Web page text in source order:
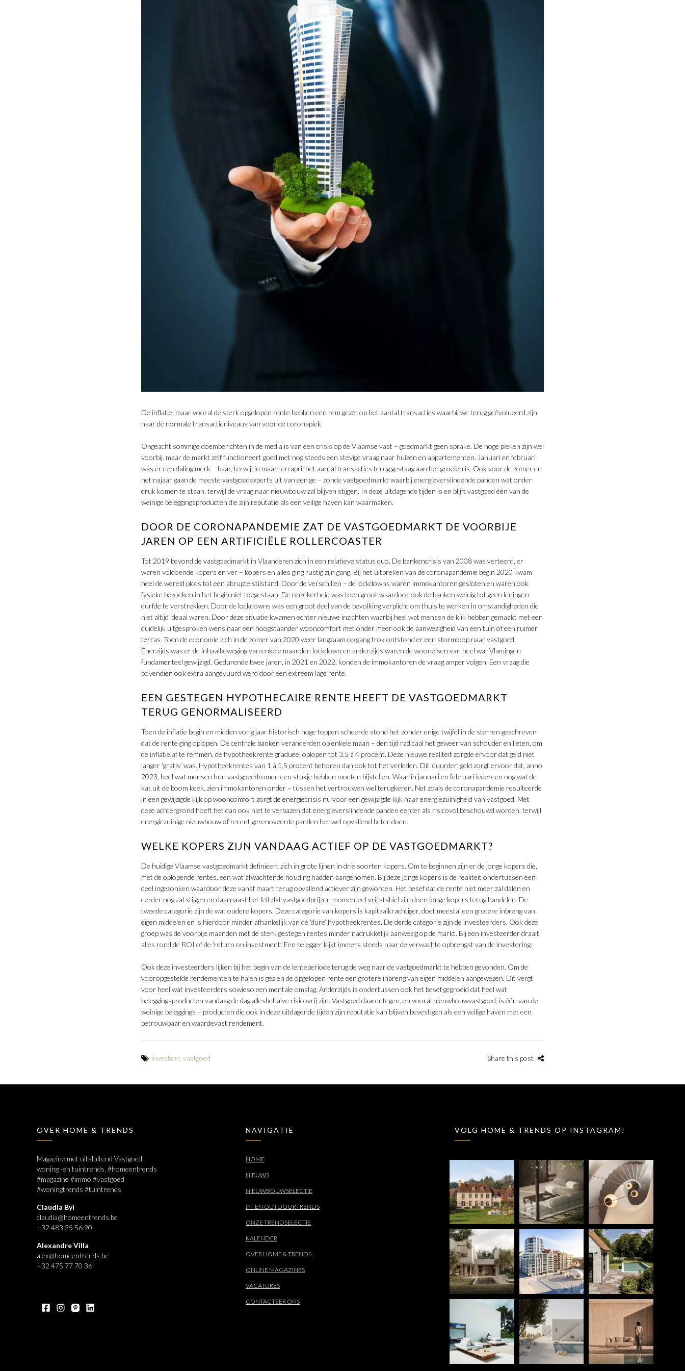
De inflatie, maar vooral de sterk opgelopen rente hebben een rem gezet op het aantal transacties waarbij we terug geëvolueerd zijn
naar de normale transactieniveaus van voor de coronapiek.
Ongeacht sommige doemberichten in de media is van een crisis op de Vlaamse vast – goedmarkt geen sprake. De hoge pieken zijn wel
voorbij, maar de markt zelf functioneert goed met nog steeds een stevige vraag naar huizen en appartementen. Januari en februari
was er een daling merk – baar, terwijl in maart en april het aantal transacties terug gestaag aan het groeien is. Ook voor de zomer en
het najaar gaan de meeste vastgoedexperts uit van een ge – zonde vastgoedmarkt waarbij energieverslindende panden wat onder
druk komen te staan, terwijl de vraag naar nieuwbouw zal blijven stijgen. In deze uitdagende tijden is en blijft vastgoed één van de
weinige beleggingsproducten die zijn reputatie als een veilige haven kan waarmaken.
DOOR DE CORONAPANDEMIE ZAT DE VASTGOEDMARKT DE VOORBIJE
JAREN OP EEN ARTIFICIËLE ROLLERCOASTER
Tot 2019 bevond de vastgoedmarkt in Vlaanderen zich in een relatieve status quo. De bankencrisis van 2008 was verteerd, er
waren voldoende kopers en ver – kopers en alles ging rustig zijn gang. Bij het uitbreken van de coronapandemie begin 2020 kwam
heel de wereld plots tot een abrupte stilstand. Door de verschillen – de lockdowns waren immokantoren gesloten en waren ook
fysieke bezoeken in het begin niet toegestaan. De onzekerheid was toen groot waardoor ook de banken weinig tot geen leningen
durfde te verstrekken. Door de lockdowns was een groot deel van de bevolking verplicht om thuis te werken in omstandigheden die
niet altijd ideaal waren. Door deze situatie kwamen echter nieuwe inzichten waarbij heel wat mensen de klik hebben gemaakt met een
duidelijk uitgesproken wens naar een hoogstaander wooncomfort met onder meer ook de aanwezigheid van een tuin of een ruimer
terras. Toen de economie zich in de zomer van 2020 weer langzaam op gang trok ontstond er een stormloop naar vastgoed.
Enerzijds was er de inhaalbeweging van enkele maanden lockdown en anderzijds waren de wooneisen van heel wat Vlamingen
fundamenteel gewijzigd. Gedurende twee jaren, in 2021 en 2022, konden de immokantoren de vraag amper volgen. Een vraag die
bovendien ook extra aangevuurd werd door een extreem lage rente.
EEN GESTEGEN HYPOTHECAIRE RENTE HEEFT DE VASTGOEDMARKT
TERUG GENORMALISEERD
Toen de inflatie begin en midden vorig jaar historisch hoge toppen scheerde stond het zonder enige twijfel in de sterren geschreven
dat de rente ging oplopen. De centrale banken veranderden op enkele maan – den tijd radicaal het geweer van schouder en lieten, om
de inflatie af te remmen, de hypotheekrente gradueel oplopen tot 3,5 à 4 procent. Deze nieuwe realiteit zorgde ervoor dat geld niet
langer ‘gratis’ was. Hypotheekrentes van 1 à 1,5 procent behoren dan ook tot het verleden. Dit ‘duurder’ geld zorgt ervoor dat, anno
2023, heel wat mensen hun vastgoeddromen een stukje hebben moeten bijstellen. Waar in januari en februari iedereen nog wat de
kat uit de boom keek, zien immokantoren onder – tussen het vertrouwen wel terugkeren. Net zoals de coronapandemie resulteerde
in een gewijzigde kijk op wooncomfort zorgt de energiecrisis nu voor een gewijzigde kijk naar energiezuinigheid van vastgoed. Met
deze achtergrond hoeft het dan ook niet te verbazen dat energieverslindende panden eerder als risicovol beschouwd worden, terwijl
energiezuinige nieuwbouw of recent gerenoveerde panden het wel opvallend beter doen.
WELKE KOPERS ZIJN VANDAAG ACTIEF OP DE VASTGOEDMARKT?
De huidige Vlaamse vastgoedmarkt definieert zich in grote lijnen in drie soorten kopers. Om te beginnen zijn er de jonge kopers die,
met de oplopende rentes, een wat afwachtende houding hadden aangenomen. Bij deze jonge kopers is de realiteit ondertussen een
deel ingezonken waardoor deze vanaf maart terug opvallend actiever zijn geworden. Het besef dat de rente niet meer zal dalen en
eerder nog zal stijgen en daarnaast het feit dat vastgoedprijzen momenteel vrij stabiel zijn doen jonge kopers terug handelen. De
tweede categorie zijn de wat oudere kopers. Deze categorie van kopers is kapitaalkrachtiger, doet meestal een grotere inbreng van
eigen middelen en is hierdoor minder afhankelijk van de ‘dure’ hypotheekrentes. De derde categorie zijn de investeerders. Ook deze
groep was de voorbije maanden met de sterk gestegen rentes minder nadrukkelijk aanwezig op de markt. Bij een investeerder draait
alles rond de ROI of de ‘return on investment’. Een belegger kijkt immers steeds naar de verwachte opbrengst van de investering.
Ook deze investeerders lijken bij het begin van de lenteperiode terug de weg naar de vastgoedmarkt te hebben gevonden. Om de
vooropgestelde rendementen te halen is gezien de opgelopen rente een grotere inbreng van eigen middelen aangewezen. Dit vergt
voor heel wat investeerders sowieso een mentale omslag. Anderzijds is ondertussen ook het besef gegroeid dat heel wat
beleggingsproducten vandaag de dag allesbehalve risicovrij zijn. Vastgoed daarentegen, en vooral nieuwbouwvastgoed, is één van de
weinige beleggings – producten die ook in deze uitdagende tijden zijn reputatie kan blijven bevestigen als een veilige haven met een
betrouwbaar en waardevast rendement.
investeer vastgoed Share this post
OVER HOME & TRENDS
Magazine met uitsluitend Vastgoed,
woning -en tuintrends. #homeentrends
#magazine #immo #vastgoed
#woningtrends #tuintrends
Claudia Byl
claudia@homeentrends.be
+32 483 25 56 90
Alexandre Villa
alex@homeentrends.be
+32 475 77 70 36
NAVIGATIE
HOME
NIEUWS
NIEUWBOUWSELECTIE
IN- EN OUTDOORTRENDS
ONZE TRENDSELECTIE
KALENDER
OVER HOME & TRENDS
ONLINE MAGAZINES
VACATURES
CONTACTEER ONS
VOLG HOME & TRENDS OP INSTAGRAM!